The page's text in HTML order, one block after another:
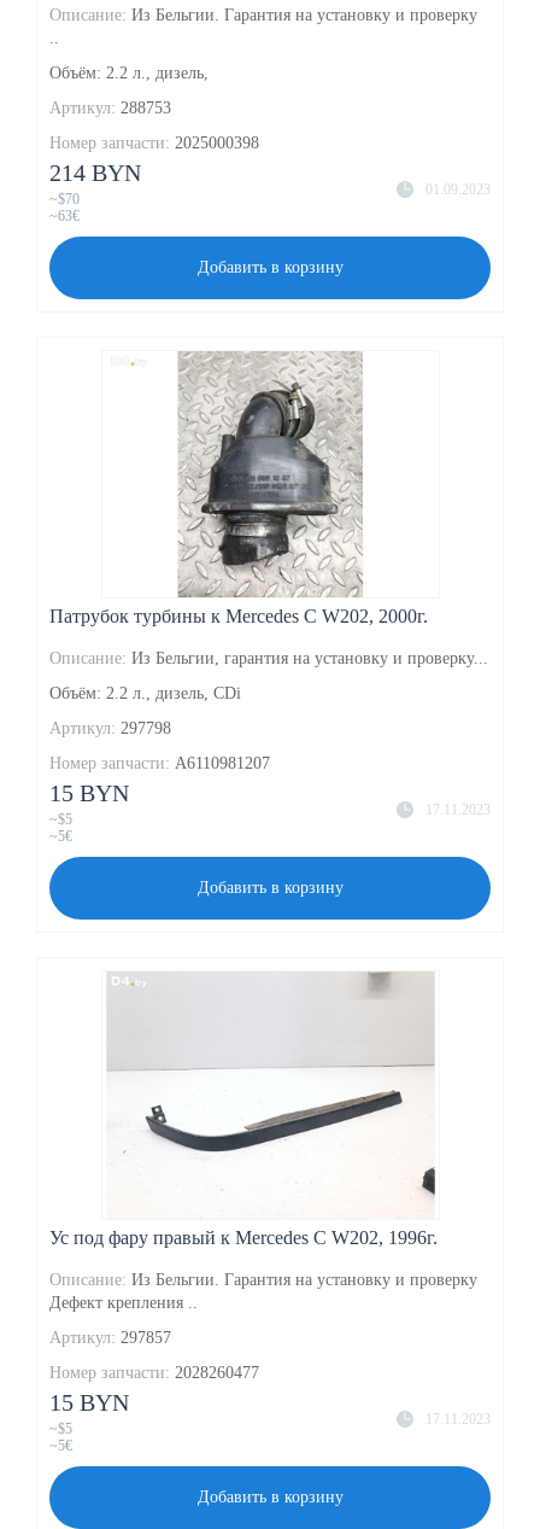
Описание: Из Бельгии. Гарантия на установку и проверку
Объём: 2.2 л., дизель,
Артикул: 288753
Номер запчасти: 2025000398
01.09.2023
214 BYN
~$70
~63€
Добавить в корзину
Патрубок турбины к Mercedes C W202, 2000г.
Описание: Из Бельгии, гарантия на установку и проверку...
Объём: 2.2 л., дизель, CDi
Артикул: 297798
Номер запчасти: A6110981207
17.11.2023
15 BYN
~$5
~5€
Добавить в корзину
Ус под фару правый к Mercedes C W202, 1996г.
Описание: Из Бельгии. Гарантия на установку и проверку
Дефект крепления ..
Артикул: 297857
Номер запчасти: 2028260477
17.11.2023
15 BYN
~$5
~5€
Добавить в корзину